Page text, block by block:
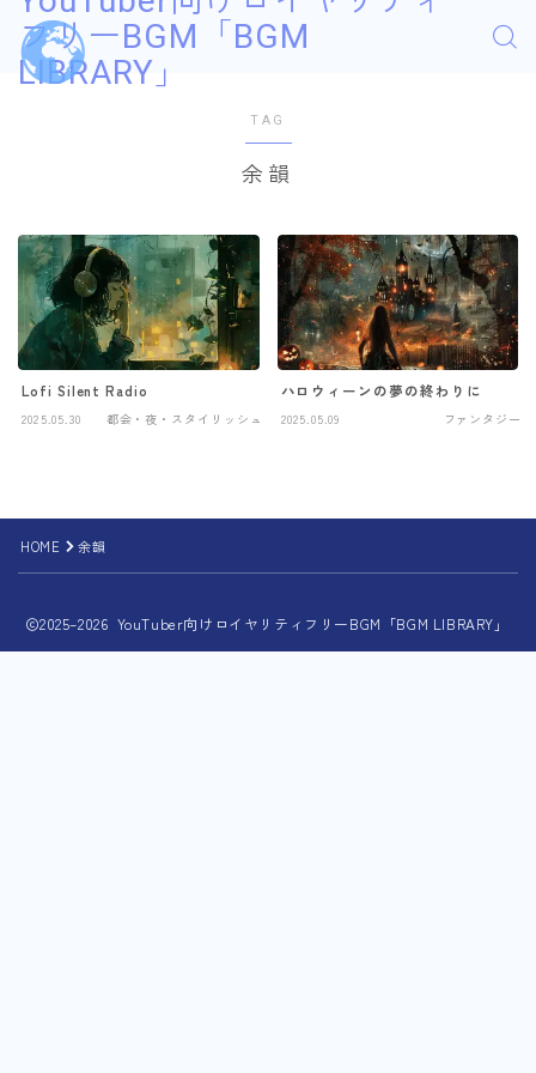
フリーBGM「BGM
LIBRARY」
TAG
余韻
Lofi Silent Radio
2025.05.30 都会・夜・スタイリッシュ
ハロウィーンの夢の終わりに
2025.05.09 ファンタジー
HOME 余韻
2025–2026 YouTuber向けロイヤリティフリーBGM「BGM LIBRARY」